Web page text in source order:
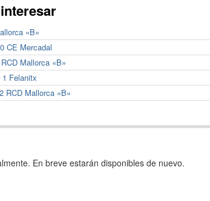
«B»
CE Mercadal
Mallorca «B»
Felanitx
RCD Mallorca «B»
En breve estarán disponibles de nuevo.